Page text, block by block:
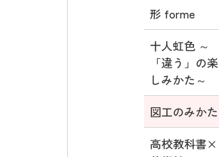
MOVE
ABCシリーズ
その他の教育
資料
まなびとプラ
ス
形 forme
十人虹色 ～
「違う」の楽
しみかた～
図工のみかた
高校教科書×